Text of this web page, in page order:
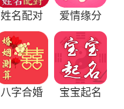
姓名配对 爱情缘分
八字合婚 宝宝起名